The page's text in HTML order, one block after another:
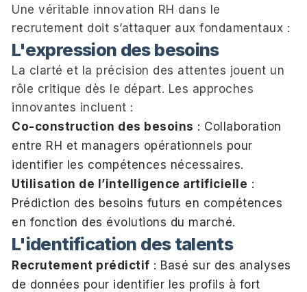
Une véritable innovation RH dans le
recrutement doit s’attaquer aux fondamentaux :
L'expression des besoins
La clarté et la précision des attentes jouent un
rôle critique dès le départ. Les approches
innovantes incluent :
Co-construction des besoins : Collaboration
entre RH et managers opérationnels pour
identifier les compétences nécessaires.
Utilisation de l’intelligence artificielle :
Prédiction des besoins futurs en compétences
en fonction des évolutions du marché.
L'identification des talents
Recrutement prédictif : Basé sur des analyses
de données pour identifier les profils à fort